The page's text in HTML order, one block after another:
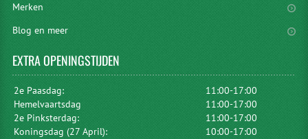
Merken
Blog en meer
EXTRAOPENINGSTIJDEN
2e Paasdag:
11:00-17:00
Hemelvaartsdag
11:00-17:00
2e Pinksterdag:
11:00-17:00
Koningsdag (27 April):
10:00-17:00